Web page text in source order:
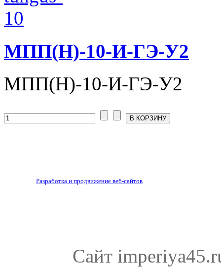
МПП(Н)-10-И-ГЭ-У2
МПП(Н)-10-И-ГЭ-У2
Разработка и продвижение веб-сайтов
Сайт